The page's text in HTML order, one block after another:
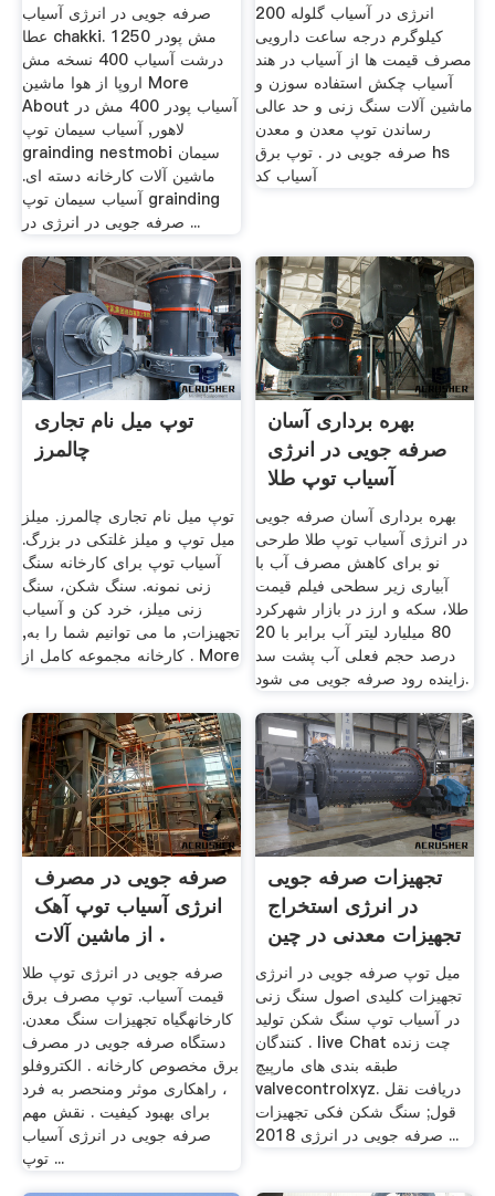
صرفه جویی در انرژی آسیاب
عطا chakki. 1250 مش پودر
درشت آسیاب 400 نسخه مش
اروپا از هوا ماشین More
About آسیاب پودر 400 مش در
لاهور, آسیاب سیمان توپ
grainding nestmobi سیمان
ماشین آلات کارخانه دسته ای.
آسیاب سیمان توپ grainding
صرفه جویی در انرژی در ...
انرژی در آسیاب گلوله 200
کیلوگرم درجه ساعت دارویی
مصرف قیمت ها از آسیاب در هند
آسیاب چکش استفاده سوزن و
ماشین آلات سنگ زنی و حد عالی
رساندن توپ معدن و معدن
صرفه جویی در . توپ برق hs
آسیاب کد
توپ میل نام تجاری
چالمرز
توپ میل نام تجاری چالمرز. میلز
میل توپ و میلز غلتکی در بزرگ.
آسیاب توپ برای کارخانه سنگ
زنی نمونه. سنگ شکن، سنگ
زنی میلز، خرد کن و آسیاب
تجهیزات, ما می توانیم شما را به,
کارخانه مجموعه کامل از . More
بهره برداری آسان
صرفه جویی در انرژی
آسیاب توپ طلا
بهره برداری آسان صرفه جویی
در انرژی آسیاب توپ طلا طرحی
نو برای کاهش مصرف آب با
آبیاری زیر سطحی فیلم قیمت
طلا، سکه و ارز در بازار شهرکرد
80 میلیارد لیتر آب برابر با 20
درصد حجم فعلی آب پشت سد
زاینده رود صرفه جویی می شود.
صرفه جویی در مصرف
انرژی آسیاب توپ آهک
از ماشین آلات .
صرفه جویی در انرژی توپ طلا
قیمت آسیاب. توپ مصرف برق
کارخانهگیاه تجهیزات سنگ معدن.
دستگاه صرفه جویی در مصرف
برق مخصوص کارخانه . الکتروفلو
، راهکاری موثر ومنحصر به فرد
برای بهبود کیفیت . نقش مهم
صرفه جویی در انرژی آسیاب
توپ ...
تجهیزات صرفه جویی
در انرژی استخراج
تجهیزات معدنی در چین
میل توپ صرفه جویی در انرژی
تجهیزات کلیدی اصول سنگ زنی
در آسیاب توپ سنگ شکن تولید
کنندگان . live Chat چت زنده
طبقه بندی های مارپیچ
valvecontrolxyz. دریافت نقل
قول; سنگ شکن فکی تجهیزات
صرفه جویی در انرژی 2018 ...